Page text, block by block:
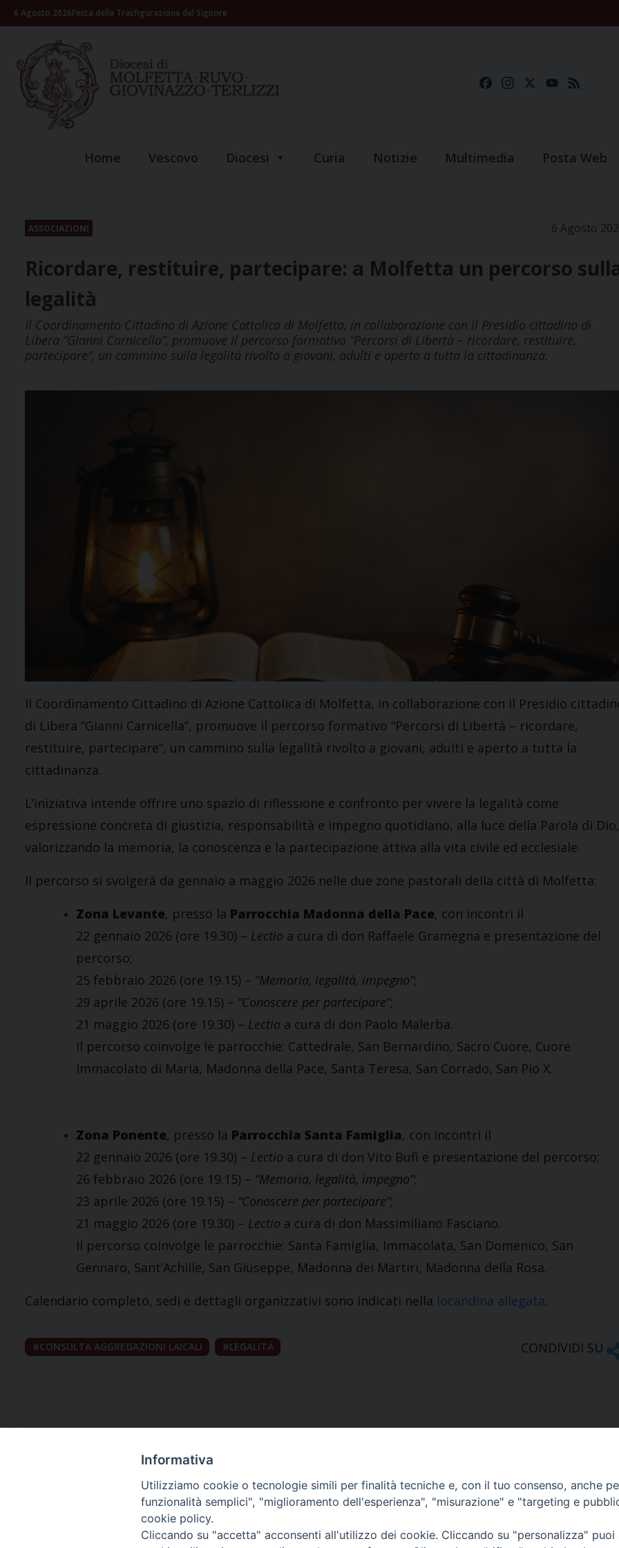
Skip6 Agosto 2026Festa della Trasfigurazione del Signore
FacebookInstagramYouTube
Home Vescovo Diocesi Curia Notizie Multimedia Posta Web
ASSOCIAZIONI 6 Agosto
Ricordare, restituire, partecipare: a Molfetta un percorso
legalità
Il Coordinamento Cittadino di Azione Cattolica di Molfetta, in collaborazione con il Presidio cittadino di
Libera “Gianni Carnicella”, promuove il percorso formativo “Percorsi di Libertà – ricordare, restituire,
partecipare”, un cammino sulla legalità rivolto a giovani, adulti e aperto a tutta la cittadinanza.
Il Coordinamento Cittadino di Azione Cattolica di Molfetta, in collaborazione con il Presidio
di Libera “Gianni Carnicella”, promuove il percorso formativo “Percorsi di Libertà – ricordare,
restituire, partecipare”, un cammino sulla legalità rivolto a giovani, adulti e aperto a tutta la
cittadinanza.
L’iniziativa intende offrire uno spazio di riflessione e confronto per vivere la legalità come
espressione concreta di giustizia, responsabilità e impegno quotidiano, alla luce della Parola di Dio,
valorizzando la memoria, la conoscenza e la partecipazione attiva alla vita civile ed ecclesiale.
Il percorso si svolgerà da gennaio a maggio 2026 nelle due zone pastorali della città di Molfetta:
Zona Levante, presso la Parrocchia Madonna della Pace, con incontri il
22 gennaio 2026 (ore 19.30) – Lectio a cura di don Raffaele Gramegna e presentazione del
percorso;
25 febbraio 2026 (ore 19.15) – “Memoria, legalità, impegno”;
29 aprile 2026 (ore 19.15) – “Conoscere per partecipare”;
21 maggio 2026 (ore 19.30) – Lectio a cura di don Paolo Malerba.
Il percorso coinvolge le parrocchie: Cattedrale, San Bernardino, Sacro Cuore, Cuore
Immacolato di Maria, Madonna della Pace, Santa Teresa, San Corrado, San Pio X.
Zona Ponente, presso la Parrocchia Santa Famiglia, con incontri il
22 gennaio 2026 (ore 19.30) – Lectio a cura di don Vito Bufi e presentazione del percorso;
26 febbraio 2026 (ore 19.15) – “Memoria, legalità, impegno”;
23 aprile 2026 (ore 19.15) – “Conoscere per partecipare”;
21 maggio 2026 (ore 19.30) – Lectio a cura di don Massimiliano Fasciano.
Il percorso coinvolge le parrocchie: Santa Famiglia, Immacolata, San Domenico, San
Gennaro, Sant’Achille, San Giuseppe, Madonna dei Martiri, Madonna della Rosa.
Calendario completo, sedi e dettagli organizzativi sono indicati nella locandina allegata.
CONSULTA AGGREGAZIONI LAICALI LEGALITÀ CONDIVIDI SU
Ufficio Comunicazioni sociali
Informativa
Utilizziamo cookie o tecnologie simili per finalità tecniche e, con il tuo consenso, anche
funzionalità semplici", "miglioramento dell'esperienza", "misurazione" e "targeting e
cookie policy.
Cliccando su "accetta" acconsenti all'utilizzo dei cookie. Cliccando su "personalizza"